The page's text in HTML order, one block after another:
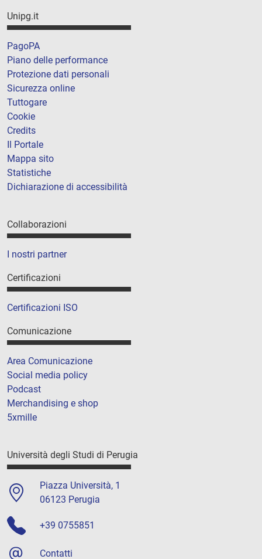
Unipg.it
PagoPA
Piano delle performance
Protezione dati personali
Sicurezza online
Tuttogare
Cookie
Credits
Il Portale
Mappa sito
Statistiche
Dichiarazione di accessibilità
Collaborazioni
I nostri partner
Certificazioni
Certificazioni ISO
Comunicazione
Area Comunicazione
Social media policy
Podcast
Merchandising e shop
5xmille
Università degli Studi di Perugia
Piazza Università, 1
06123 Perugia
+39 0755851
Contatti